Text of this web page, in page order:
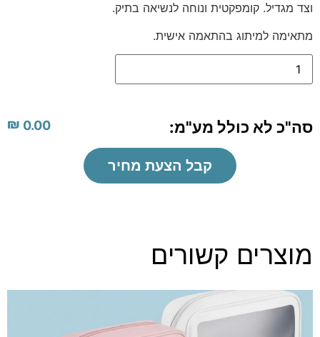
וצד מגדיל. קומפקטית ונוחה לנשיאה בתיק.
מתאימה למיתוג בהתאמה אישית.
סה"כ לא כולל מע"מ: ₪ 0.00
קבל הצעת מחיר
מוצרים קשורים